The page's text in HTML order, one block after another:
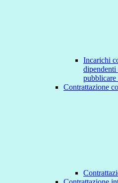
Incarichi
Contrattazione